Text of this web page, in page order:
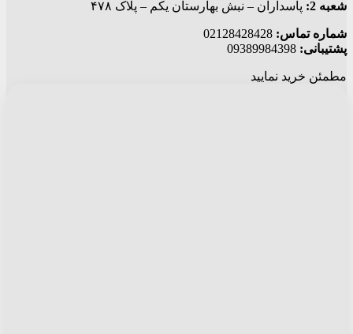
شعبه 2: پاسداران – نبش بهارستان یکم – پلاک ۴۷۸
شماره تماس:
پشتیبانی:
مطمئن خرید نمایید